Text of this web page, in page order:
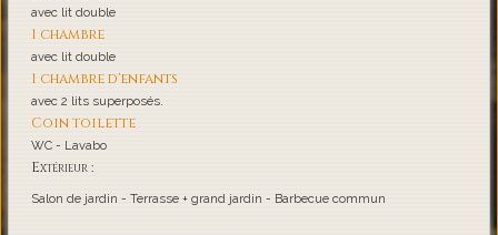
avec lit double
1 chambre
avec lit double
1 chambre d'enfants
avec 2 lits superposés.
Coin toilette
WC - Lavabo
Extérieur :
Salon de jardin - Terrasse + grand jardin - Barbecue commun